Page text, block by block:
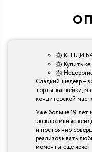
🎂 КЕНДИ
🎂 Купить
🎂
Сладкий шедевр –
торты, капкейки,
кондитерской
Уже больше 19 лет
эксклюзивные
и постоянно
реализовывать
моменты еще ярче!